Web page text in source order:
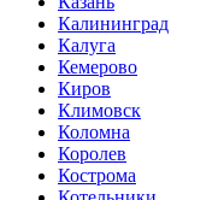
Калининград
Калуга
Кемерово
Киров
Климовск
Коломна
Королев
Кострома